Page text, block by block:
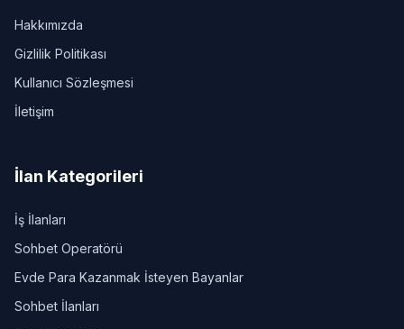
Hakkımızda
Gizlilik Politikası
Kullanıcı Sözleşmesi
İletişim
İlan Kategorileri
İş İlanları
Sohbet Operatörü
Evde Para Kazanmak İsteyen Bayanlar
Sohbet İlanları